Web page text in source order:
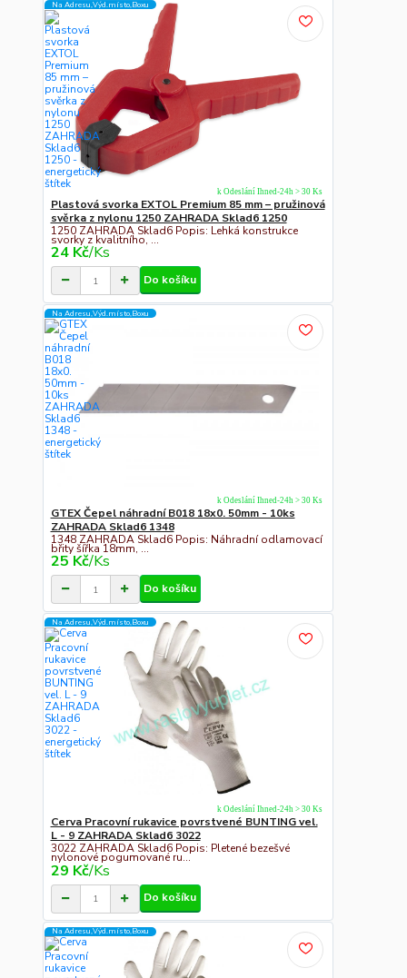
Na Adresu,Výd.místo,Boxu
Plastová svorka EXTOL Premium 85 mm – pružinová
svěrka z nylonu 1250 ZAHRADA Sklad6 1250
1250 ZAHRADA Sklad6 Popis: Lehká konstrukce
svorky z kvalitního, ...
24 Kč/Ks
k Odeslání Ihned-24h > 30 Ks
Do košíku
Na Adresu,Výd.místo,Boxu
GTEX Čepel náhradní B018 18x0. 50mm - 10ks
ZAHRADA Sklad6 1348
1348 ZAHRADA Sklad6 Popis: Náhradní odlamovací
břity šířka 18mm, ...
25 Kč/Ks
k Odeslání Ihned-24h > 30 Ks
Do košíku
Na Adresu,Výd.místo,Boxu
Cerva Pracovní rukavice povrstvené BUNTING vel.
L - 9 ZAHRADA Sklad6 3022
3022 ZAHRADA Sklad6 Popis: Pletené bezešvé
nylonové pogumované ru...
29 Kč/Ks
k Odeslání Ihned-24h > 30 Ks
Do košíku
Na Adresu,Výd.místo,Boxu